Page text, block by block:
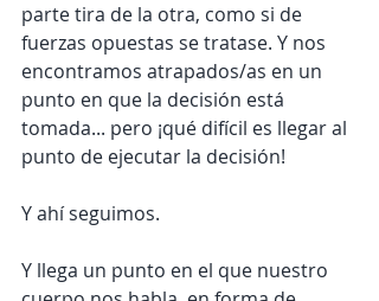
parte tira de la otra, como si de
fuerzas opuestas se tratase. Y nos
encontramos atrapados/as en un
punto en que la decisión está
tomada... pero ¡qué difícil es llegar al
punto de ejecutar la decisión!
Y ahí seguimos.
Y llega un punto en el que nuestro